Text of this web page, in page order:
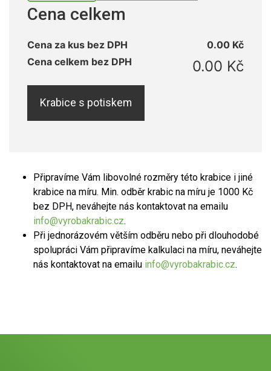
Cena celkem
Cena za kus bez DPH
0.00 Kč
Cena celkem bez DPH
0.00 Kč
Krabice s potiskem
Připravíme Vám libovolné rozměry této krabice i jiné
krabice na míru. Min. odběr krabic na míru je 1000 Kč
bez DPH, neváhejte nás kontaktovat na emailu
info@vyrobakrabic.cz.
Při jednorázovém větším odběru nebo při dlouhodobé
spolupráci Vám připravíme kalkulaci na míru, neváhejte
nás kontaktovat na emailu info@vyrobakrabic.cz.